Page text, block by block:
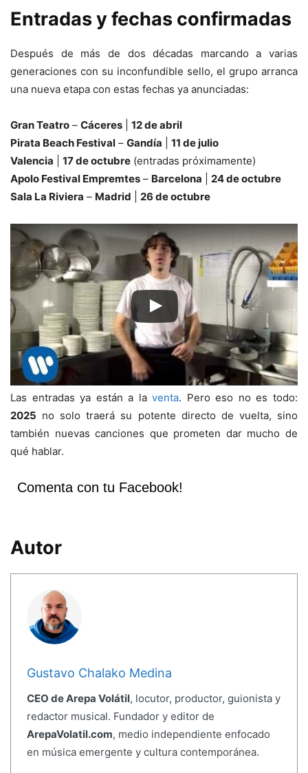
Entradas y fechas confirmadas
Después de más de dos décadas marcando a varias
generaciones con su inconfundible sello, el grupo arranca
una nueva etapa con estas fechas ya anunciadas:
Gran Teatro – Cáceres
12 de abril
Pirata Beach Festival – Gandía
11 de julio
Valencia
17 de octubre (entradas próximamente)
Apolo Festival Empremtes – Barcelona
24 de octubre
Sala La Riviera – Madrid 26 de octubre
Las entradas ya están a laventa. Pero eso no es todo:
2025 no solo traerá su potente directo de vuelta, sino
también nuevas canciones que prometen dar mucho de
qué hablar.
Comenta con tu Facebook!
Autor
Gustavo Chalako Medina
CEO de Arepa Volátil, locutor, productor, guionista y
redactor musical. Fundador y editor de
ArepaVolatil.com, medio independiente enfocado
en música emergente y cultura contemporánea.